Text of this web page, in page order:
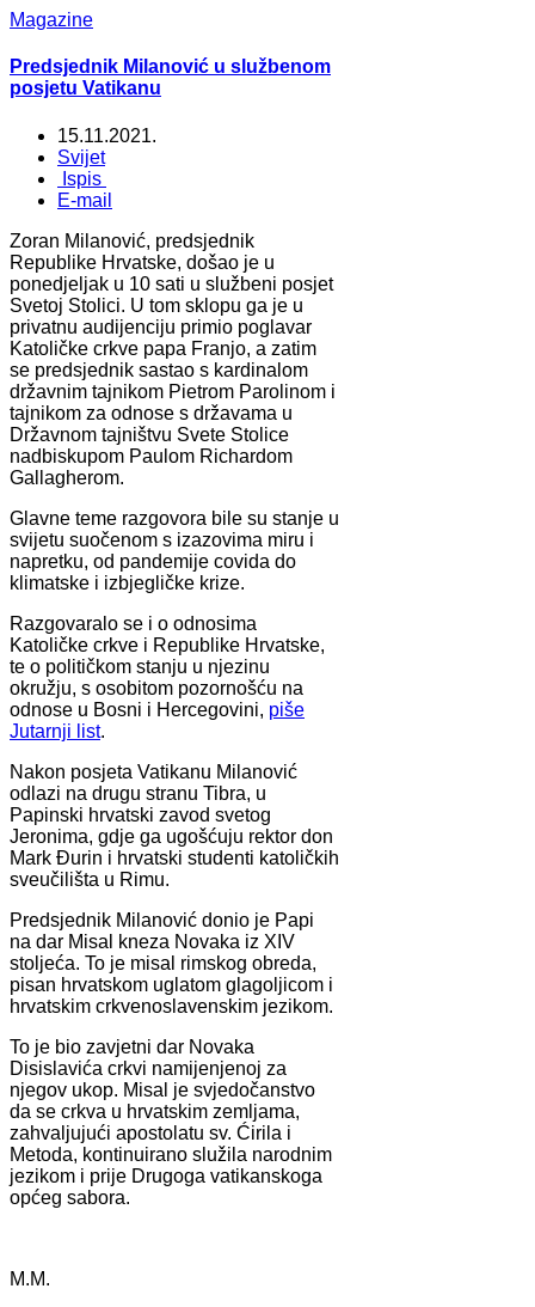
Magazine
Predsjednik Milanović u službenom
posjetu Vatikanu
15.11.2021.
Svijet
Ispis
E-mail
Zoran Milanović, predsjednik
Republike Hrvatske, došao je u
ponedjeljak u 10 sati u službeni posjet
Svetoj Stolici. U tom sklopu ga je u
privatnu audijenciju primio poglavar
Katoličke crkve papa Franjo, a zatim
se predsjednik sastao s kardinalom
državnim tajnikom Pietrom Parolinom i
tajnikom za odnose s državama u
Državnom tajništvu Svete Stolice
nadbiskupom Paulom Richardom
Gallagherom.
Glavne teme razgovora bile su stanje u
svijetu suočenom s izazovima miru i
napretku, od pandemije covida do
klimatske i izbjegličke krize.
Razgovaralo se i o odnosima
Katoličke crkve i Republike Hrvatske,
te o političkom stanju u njezinu
okružju, s osobitom pozornošću na
odnose u Bosni i Hercegovini, piše
Jutarnji list.
Nakon posjeta Vatikanu Milanović
odlazi na drugu stranu Tibra, u
Papinski hrvatski zavod svetog
Jeronima, gdje ga ugošćuju rektor don
Mark Đurin i hrvatski studenti katoličkih
sveučilišta u Rimu.
Predsjednik Milanović donio je Papi
na dar Misal kneza Novaka iz XIV
stoljeća. To je misal rimskog obreda,
pisan hrvatskom uglatom glagoljicom i
hrvatskim crkvenoslavenskim jezikom.
To je bio zavjetni dar Novaka
Disislavića crkvi namijenjenoj za
njegov ukop. Misal je svjedočanstvo
da se crkva u hrvatskim zemljama,
zahvaljujući apostolatu sv. Ćirila i
Metoda, kontinuirano služila narodnim
jezikom i prije Drugoga vatikanskoga
općeg sabora.
M.M.